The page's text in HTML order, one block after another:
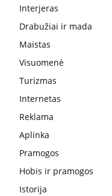
Interjeras
Drabužiai ir mada
Maistas
Visuomenė
Turizmas
Internetas
Reklama
Aplinka
Pramogos
Hobis ir pramogos
Istorija